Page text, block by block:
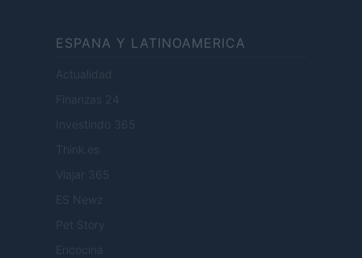
ESPANA Y LATINOAMERICA
Actualidad
Finanzas 24
Investindo 365
Think.es
Viajar 365
ES Newz
Pet Story
Encocina